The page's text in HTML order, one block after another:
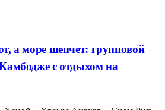
а море шепчет: групповой
с отдыхом на